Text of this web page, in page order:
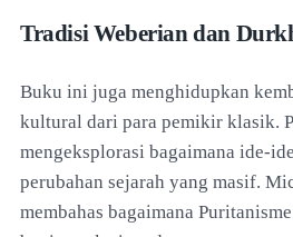
Tradisi Weberian dan
Buku ini juga menghidupkan
kultural dari para pemikir klasik.
mengeksplorasi bagaimana ide-
perubahan sejarah yang masif.
membahas bagaimana